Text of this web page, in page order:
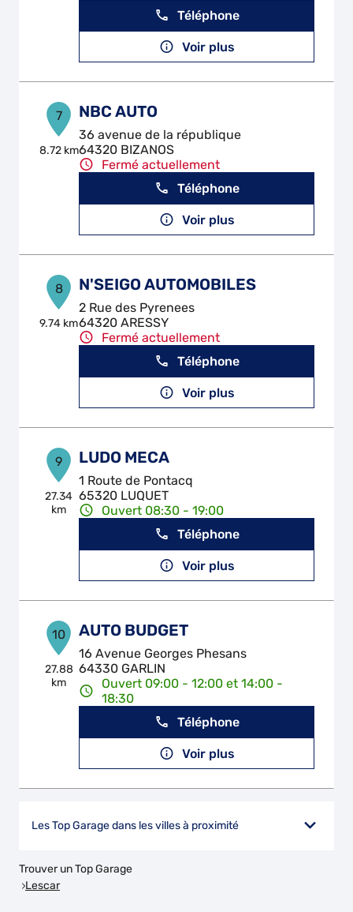
Téléphone
Voir plus
7
8.72 km
NBC AUTO
36 avenue de la république
64320 BIZANOS
Fermé actuellement
Téléphone
Voir plus
8
9.74 km
N'SEIGO AUTOMOBILES
2 Rue des Pyrenees
64320 ARESSY
Fermé actuellement
Téléphone
Voir plus
9
27.34
km
LUDO MECA
1 Route de Pontacq
65320 LUQUET
Ouvert 08:30 - 19:00
Téléphone
Voir plus
10
27.88
km
AUTO BUDGET
16 Avenue Georges Phesans
64330 GARLIN
Ouvert 09:00 - 12:00 et 14:00 -
18:30
Téléphone
Voir plus
Les Top Garage dans les villes à proximité
Trouver un Top Garage
Lescar